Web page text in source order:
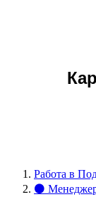
Работа в
⚫